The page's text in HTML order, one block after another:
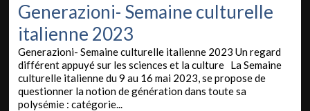
Generazioni- Semaine culturelle
italienne 2023
Generazioni- Semaine culturelle italienne 2023 Un regard
différent appuyé sur les sciences et la culture La Semaine
culturelle italienne du 9 au 16 mai 2023, se propose de
questionner la notion de génération dans toute sa
polysémie : catégorie...